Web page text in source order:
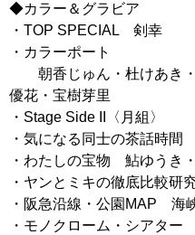
◆カラー＆グラビア
・TOP SPECIAL 剣幸
・カラーポート
朝香じゅん・杜けあき・
優花・宝樹芽里
・Stage Side II〈月組〉
・気になる同士の茶話時
・わたしの宝物 鮎ゆうき
・ヤンとミキの徹底比較
・阪急沿線・公園MAP 海
・モノクローム・シアター